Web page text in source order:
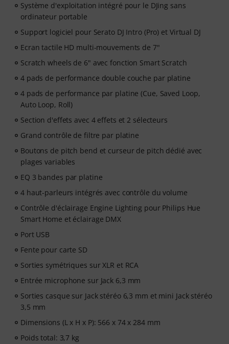
les canaux Discord de Crossfader DJ pour échanger et
partager vos progrès.
Système d'exploitation intégré pour le DJing sans
ordinateur portable
Support logiciel pour Serato DJ Intro (Pro) et Virtual DJ
Ecran tactile HD multi-mouvements de 7"
Scratch wheels de 6" avec fonction Smart Scratch
4 pads de performance double couche par platine
4 pads de performance par platine (Cue, Saved Loop,
Auto Loop, Roll)
Section d'effets avec 4 effets et 2 sélecteurs
Grand contrôle de filtre par platine
Boutons de pitch bend et curseur de pitch dédié avec
plages variables
EQ 3 bandes par platine
4 haut-parleurs intégrés avec contrôle du volume
Contrôle d'éclairage Engine Lighting pour Philips Hue
Smart Home et éclairage DMX
Port USB
Fente pour carte SD
Sorties symétriques sur XLR et RCA
Entrée microphone sur Jack 6,3 mm
Sorties casque sur Jack stéréo 6,3 mm et mini Jack stéréo
3,5 mm
Dimensions (L x H x P): 566 x 74 x 284 mm
Poids total: 3,7 kg